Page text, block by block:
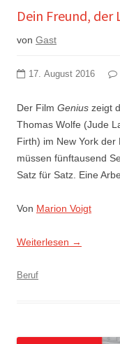
Dein Freund, der
von Gast
17. August 2016
Der Film Genius zeigt
Thomas Wolfe (Jude
Firth) im New York
müssen fünftausend
Satz für Satz. Eine
Von Marion Voigt
Weiterlesen →
Beruf